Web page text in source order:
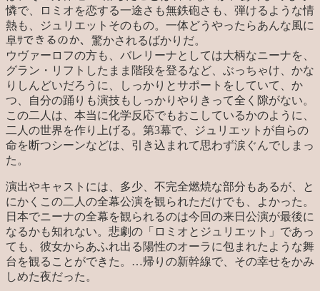
憐で、ロミオを恋する一途さも無鉄砲さも、弾けるような情
熱も、ジュリエットそのもの。一体どうやったらあんな風に
阜ｻできるのか、驚かされるばかりだ。
ウヴァーロフの方も、バレリーナとしては大柄なニーナを、
グラン・リフトしたまま階段を登るなど、ぶっちゃけ、かな
りしんどいだろうに、しっかりとサポートをしていて、か
つ、自分の踊りも演技もしっかりやりきって全く隙がない。
この二人は、本当に化学反応でもおこしているかのように、
二人の世界を作り上げる。第3幕で、ジュリエットが自らの
命を断つシーンなどは、引き込まれて思わず涙ぐんでしまっ
た。
演出やキャストには、多少、不完全燃焼な部分もあるが、と
にかくこの二人の全幕公演を観られただけでも、よかった。
日本でニーナの全幕を観られるのは今回の来日公演が最後に
なるかも知れない。悲劇の「ロミオとジュリエット」であっ
ても、彼女からあふれ出る陽性のオーラに包まれたような舞
台を観ることができた。…帰りの新幹線で、その幸せをかみ
しめた夜だった。